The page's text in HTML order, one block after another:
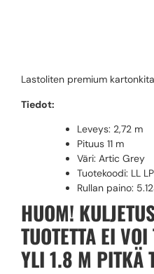
Lastoliten premium
Tiedot:
Leveys: 2,72 m
Pituus 11 m
Väri: Artic Grey
Tuotekoodi: LL
Rullan paino:
HUOM!
TUOTETTA EI
YLI 1.8 M PITKÄ